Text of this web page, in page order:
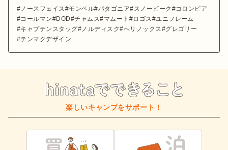
ノースフェイス モンベル パタゴニア スノーピーク
コロンビア
コールマン
DOD チャムス マムート ロゴス
ユニフレーム
キャプテンスタッグ
ノルディスク ヘリノックス
グレゴリー
テンマクデザイン
楽しいキャンプをサポート！